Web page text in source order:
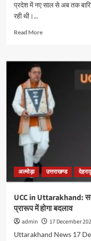
प्रदेश में नए साल से अब तक
रही थी।...
Read More
अल्मोड़ा उत्तराखण्ड
UCC in Uttarakhand:
प्रारूप में होगा बदलाव
admin 17 December
Uttarakhand News 17 Dec